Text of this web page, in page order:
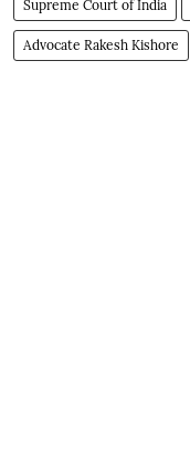
Supreme Court of India
Advocate Rakesh Kishore